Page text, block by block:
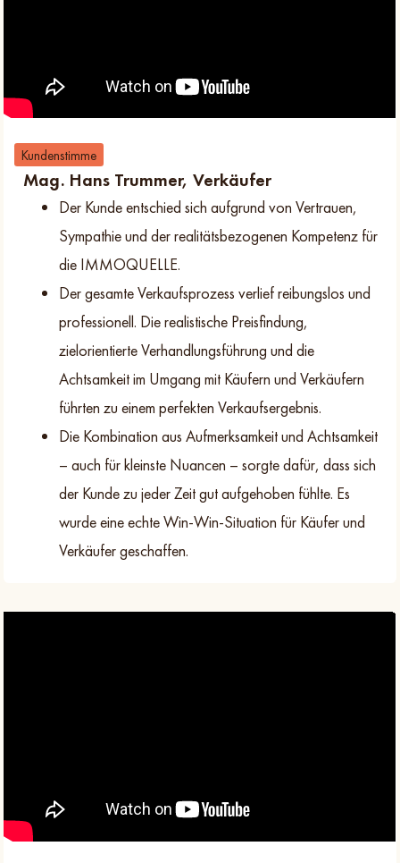
Kundenstimme
Mag. Hans Trummer, Verkäufer
Der Kunde entschied sich aufgrund von Vertrauen,
Sympathie und der realitätsbezogenen Kompetenz für
die IMMOQUELLE.
Der gesamte Verkaufsprozess verlief reibungslos und
professionell. Die realistische Preisfindung,
zielorientierte Verhandlungsführung und die
Achtsamkeit im Umgang mit Käufern und Verkäufern
führten zu einem perfekten Verkaufsergebnis.
Die Kombination aus Aufmerksamkeit und Achtsamkeit
– auch für kleinste Nuancen – sorgte dafür, dass sich
der Kunde zu jeder Zeit gut aufgehoben fühlte. Es
wurde eine echte Win-Win-Situation für Käufer und
Verkäufer geschaffen.